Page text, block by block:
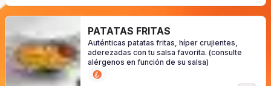
PATATAS FRITAS
Auténticas patatas fritas, híper crujientes,
aderezadas con tu salsa favorita. (consulte
alérgenos en función de su salsa)